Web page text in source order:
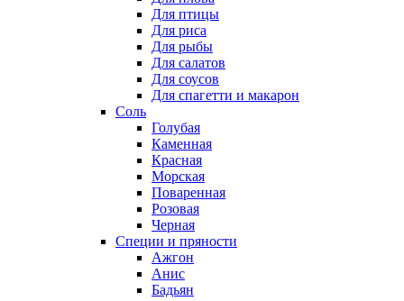
Для птицы
Для риса
Для рыбы
Для салатов
Для соусов
Для спагетти и макарон
Соль
Голубая
Каменная
Красная
Морская
Поваренная
Розовая
Черная
Специи и пряности
Ажгон
Анис
Бадьян